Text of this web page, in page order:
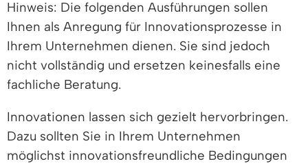
Hinweis: Die folgenden Ausführungen sollen
Ihnen als Anregung für Innovationsprozesse in
Ihrem Unternehmen dienen. Sie sind jedoch
nicht vollständig und ersetzen keinesfalls eine
fachliche Beratung.
Innovationen lassen sich gezielt hervorbringen.
Dazu sollten Sie in Ihrem Unternehmen
möglichst innovationsfreundliche Bedingungen